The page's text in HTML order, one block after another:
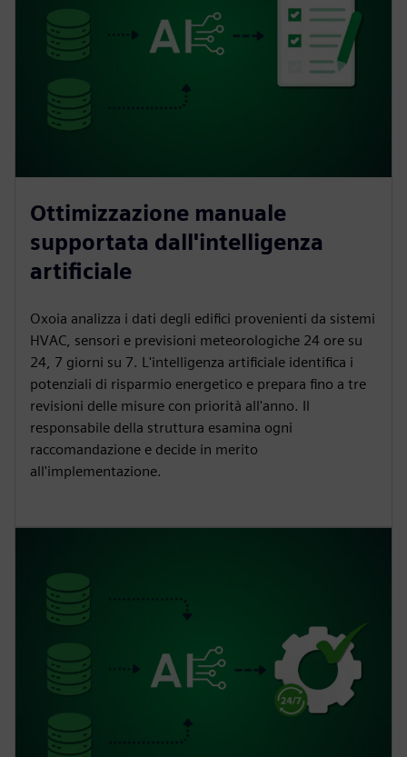
Ottimizzazione manuale
supportata dall'intelligenza
artificiale
Oxoia analizza i dati degli edifici provenienti da sistemi
HVAC, sensori e previsioni meteorologiche 24 ore su
24, 7 giorni su 7. L'intelligenza artificiale identifica i
potenziali di risparmio energetico e prepara fino a tre
revisioni delle misure con priorità all'anno. Il
responsabile della struttura esamina ogni
raccomandazione e decide in merito
all'implementazione.